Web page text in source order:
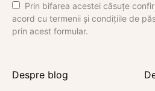
Prin bifarea acestei căsuțe
acord cu termenii și condițiile de
prin acest formular.
Despre blog